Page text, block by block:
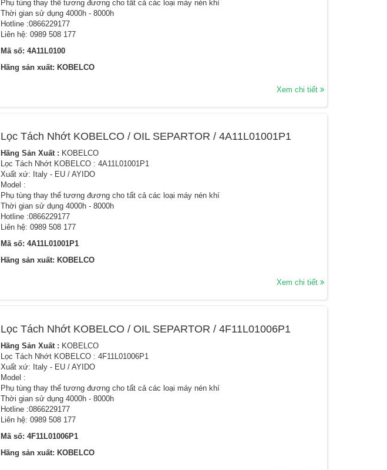
Phụ tùng thay thế tương đương cho tất cả các loại máy nén khí
Thời gian sử dụng 4000h - 8000h
Hotline :0866229177
Liên hệ: 0989 508 177
Mã số: 4A11L0100
Hãng sản xuất: KOBELCO
Xem chi tiết
Lọc Tách Nhớt KOBELCO / OIL SEPARTOR / 4A11L01001P1
Hãng Sản Xuất : KOBELCO
Lọc Tách Nhớt KOBELCO : 4A11L01001P1
Xuất xứ: Italy - EU / AYIDO
Model :
Phụ tùng thay thế tương đương cho tất cả các loại máy nén khí
Thời gian sử dụng 4000h - 8000h
Hotline :0866229177
Liên hệ: 0989 508 177
Mã số: 4A11L01001P1
Hãng sản xuất: KOBELCO
Xem chi tiết
Lọc Tách Nhớt KOBELCO / OIL SEPARTOR / 4F11L01006P1
Hãng Sản Xuất : KOBELCO
Lọc Tách Nhớt KOBELCO : 4F11L01006P1
Xuất xứ: Italy - EU / AYIDO
Model :
Phụ tùng thay thế tương đương cho tất cả các loại máy nén khí
Thời gian sử dụng 4000h - 8000h
Hotline :0866229177
Liên hệ: 0989 508 177
Mã số: 4F11L01006P1
Hãng sản xuất: KOBELCO